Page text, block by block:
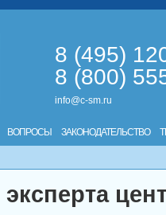
8 (495)
8 (800)
info@c-sm.ru
ВОПРОСЫ ЗАКОНОДАТЕЛЬСТВО